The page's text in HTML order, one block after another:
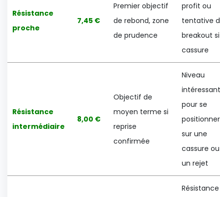
Résistance
proche
7,45 €
Premier objectif
de rebond, zone
de prudence
profit ou
tentative
breakout si
cassure
Résistance
intermédiaire
8,00 €
Objectif de
moyen terme si
reprise
confirmée
Niveau
intéressant
pour se
positionner
sur une
cassure ou
un rejet
Résistance